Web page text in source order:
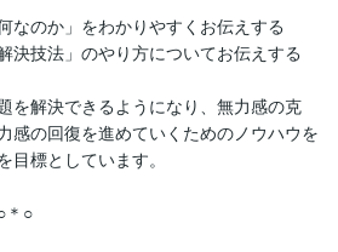
のか」をわかりやすくお伝えする
技法」のやり方についてお伝えする
を解決できるようになり、無力感の克
感の回復を進めていくためのノウハウを
標としています。
＊○